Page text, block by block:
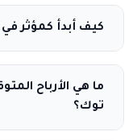
كيف أبدأ كمؤثر
ما هي الأرباح
توك؟